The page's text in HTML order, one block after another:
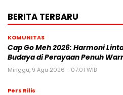
BERITA TERBARU
KOMUNITAS
Cap Go Meh 2026: Harmoni
Budaya di Perayaan Penuh
Minggu, 9 Agu 2026 - 07:01 WIB
Pers Rilis